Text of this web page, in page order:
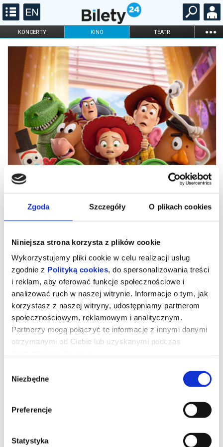
Zgoda Szczegóły O plikach cookies
Niniejsza strona korzysta z plików cookie
Wykorzystujemy pliki cookie w celu realizacji usług
zgodnie z Polityką cookies, do spersonalizowania treści
i reklam, aby oferować funkcje społecznościowe i
analizować ruch w naszej witrynie. Informacje o tym, jak
korzystasz z naszej witryny, udostępniamy partnerom
społecznościowym, reklamowym i analitycznym.
Partnerzy mogą połączyć te informacje z innymi danymi
otrzymanymi od Ciebie lub uzyskanymi podczas
zgody
Niezbędne
Preferencje
Statystyka
KONCERTY KINO TEATR ...
FILHARMONIA OPERA I BALET
STAND-UP
ONLINE KARNETY
produkcji Disney i Pixar. Tym razem czeka je zupełnie nowe
wyzwanie - świat technologii. Buzz, Woody, Jessie i reszta paczki